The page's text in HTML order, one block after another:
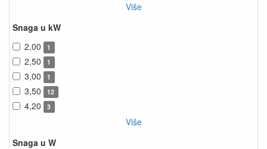
Više
Snaga u kW
2,00
1
2,50 1
3,00 1
3,50 12
4,20 3
Više
Snaga u W